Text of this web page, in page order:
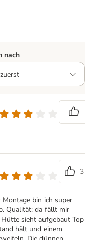
nach
3
bin ich super
Qualität: da fällt mir
sieht aufgebaut Top
hält und einem